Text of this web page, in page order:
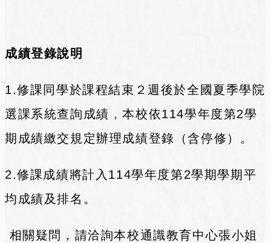
成績登錄說明
1.修課同學於課程結束２週後於全國夏季學院
選課系統查詢成績，本校依114學年度第2學
期成績繳交規定辦理成績登錄（含停修）。
2.修課成績將計入114學年度第2學期學期平
均成績及排名。
相關疑問，請洽詢本校通識教育中心張小姐